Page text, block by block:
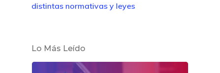
distintas normativas y leyes
Lo Más Leído